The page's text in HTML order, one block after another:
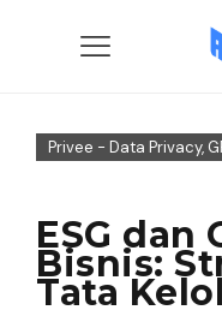
Privee - Data Privacy,
ESG dan
Bisnis:
Tata